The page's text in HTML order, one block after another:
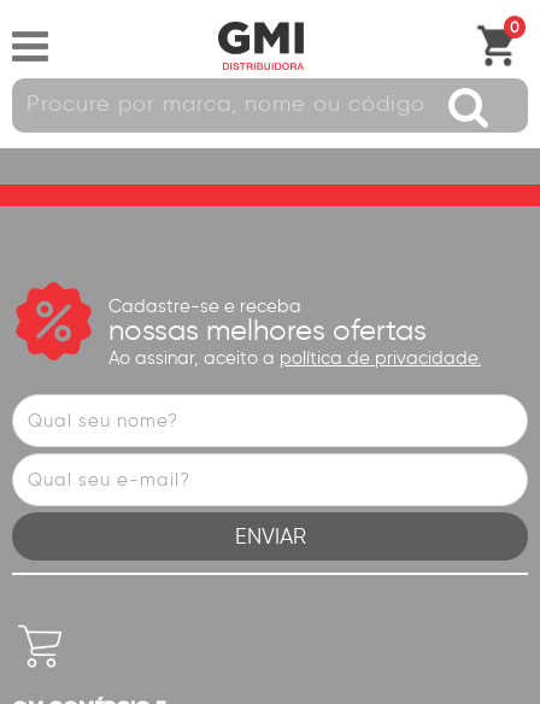
0
Cadastre-se e receba
nossas melhores ofertas
Ao assinar, aceito a política de privacidade.